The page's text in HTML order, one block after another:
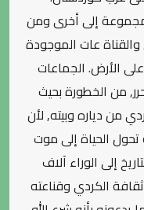
إلى أخرى ومن
عات الموجودة
على الأرض. الجماعات
من الخطورة بحيث
من دياره وبيته, لأن
تحول الحياة إلى موت
إلى الوراء آلاف
الكردي وقناعته